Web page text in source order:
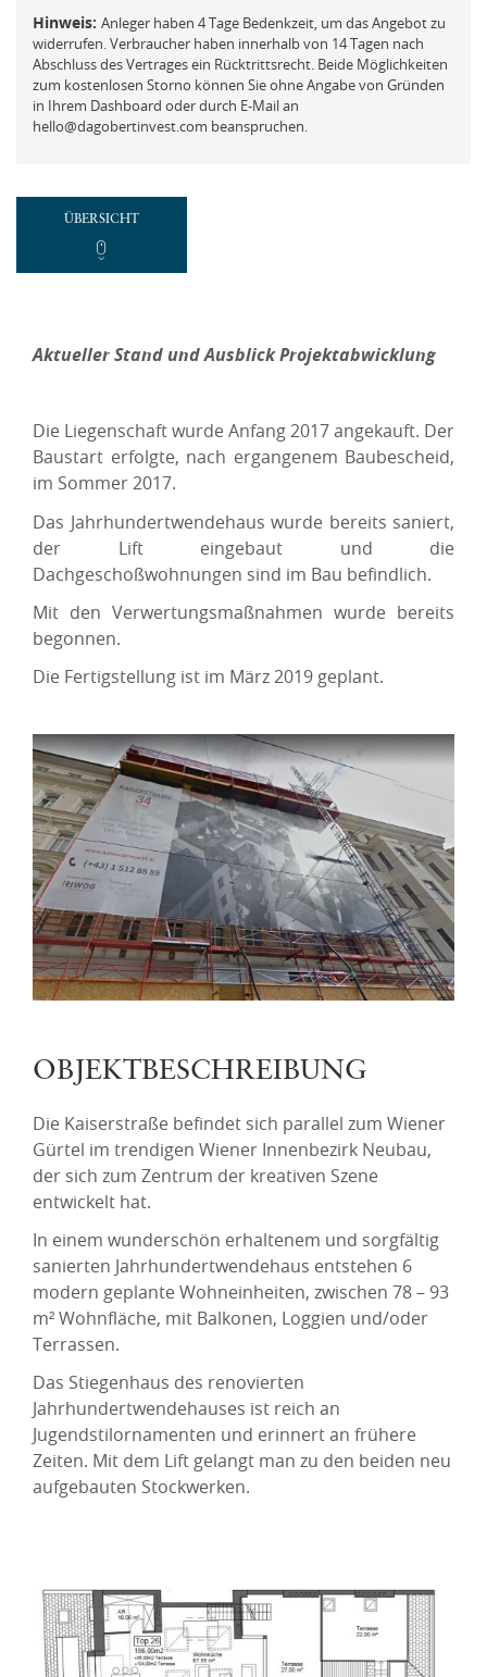
Vermögensberatung
Beschwerde
Mit der ich.app anmelden
Passwort vergessen und ändern
Mit der ich.app registrieren
Hinweis: Anleger haben 4 Tage Bedenkzeit, um das Angebot zu
widerrufen. Verbraucher haben innerhalb von 14 Tagen nach
Abschluss des Vertrages ein Rücktrittsrecht. Beide Möglichkeiten
zum kostenlosen Storno können Sie ohne Angabe von Gründen
in Ihrem Dashboard oder durch E-Mail an
hello@dagobertinvest.com beanspruchen.
ÜBERSICHT
Aktueller Stand und Ausblick Projektabwicklung
Die Liegenschaft wurde Anfang 2017 angekauft. Der
Baustart erfolgte, nach ergangenem Baubescheid,
im Sommer 2017.
Das Jahrhundertwendehaus wurde bereits saniert,
der Lift eingebaut und die
Dachgeschoßwohnungen sind im Bau befindlich.
Mit den Verwertungsmaßnahmen wurde bereits
begonnen.
Die Fertigstellung ist im März 2019 geplant.
OBJEKTBESCHREIBUNG
Die Kaiserstraße befindet sich parallel zum Wiener
Gürtel im trendigen Wiener Innenbezirk Neubau,
der sich zum Zentrum der kreativen Szene
entwickelt hat.
In einem wunderschön erhaltenem und sorgfältig
sanierten Jahrhundertwendehaus entstehen 6
modern geplante Wohneinheiten, zwischen 78 – 93
m² Wohnfläche, mit Balkonen, Loggien und/oder
Terrassen.
Das Stiegenhaus des renovierten
Jahrhundertwendehauses ist reich an
Jugendstilornamenten und erinnert an frühere
Zeiten. Mit dem Lift gelangt man zu den beiden neu
aufgebauten Stockwerken.